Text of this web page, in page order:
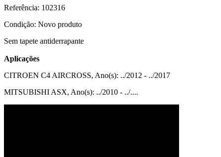
Referência: 102316
Condição: Novo produto
Sem tapete antiderrapante
Aplicações
CITROEN C4 AIRCROSS, Ano(s): ../2012 - ../2017
MITSUBISHI ASX, Ano(s): ../2010 - ../....